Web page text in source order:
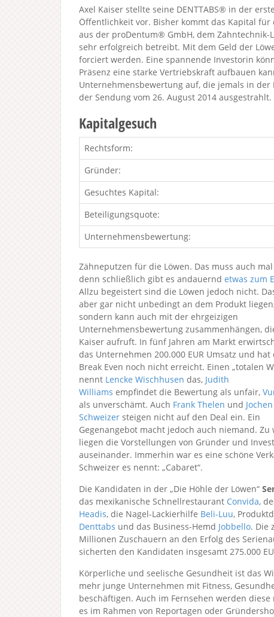
Axel Kaiser stellte seine DENTTABS® in der
Öffentlichkeit vor. Bisher kommt das Kapital
aus der proDentum® GmbH, dem
sehr erfolgreich betreibt. Mit dem Geld der
forciert werden. Eine spannende Investorin
Präsenz eine starke Vertriebskraft aufbauen
Unternehmensbewertung auf, die jemals in
der Sendung vom 26. August 2014 ausgestrahlt.
Kapitalgesuch
Rechtsform:
Gründer:
Gesuchtes Kapital:
Beteiligungsquote:
Unternehmensbewertung:
Zähneputzen für die Löwen. Das muss auch
denn schließlich gibt es andauernd etwas zum
Allzu begeistert sind die Löwen jedoch nicht.
aber gar nicht unbedingt an dem Produkt
sondern kann auch mit der ehrgeizigen
Unternehmensbewertung zusammenhängen,
Kaiser aufruft. In fünf Jahren am Markt
das Unternehmen 200.000 EUR Umsatz und hat
Break Even noch nicht erreicht. Einen „totalen
nennt Lencke Wischhusen das, Judith
Williams empfindet die Bewertung als unfair,
als unverschämt. Auch Frank Thelen und Jochen
Schweizer steigen nicht auf den Deal ein. Ein
Gegenangebot macht jedoch auch niemand. Zu
liegen die Vorstellungen von Gründer und
auseinander. Immerhin war es eine schöne
Schweizer es nennt: „Cabaret“.
Die Kandidaten in der „Die Höhle der Löwen“
das mexikanische Schnellrestaurant Convida,
Headis, die Nagel-Lackierhilfe Beli-Luu,
Denttabs und das Business-Hemd Jobbello. Die
Millionen Zuschauern an den Erfolg des
sicherten den Kandidaten insgesamt 275.000
Körperliche und seelische Gesundheit ist das
mehr junge Unternehmen mit Fitness,
beschäftigen. Auch im Fernsehen werden
es im Rahmen von Reportagen oder